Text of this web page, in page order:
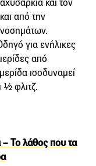
από την
για ενήλικες
από
ισοδυναμεί
½ φλιτζ.
– Το λάθος που τα